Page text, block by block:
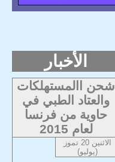
الأخبار
شحن االمستهلكات
والعتاد الطبي في
حاوية من فرنسا
لعام 2015
الاثنين 20 تموز
(يوليو)